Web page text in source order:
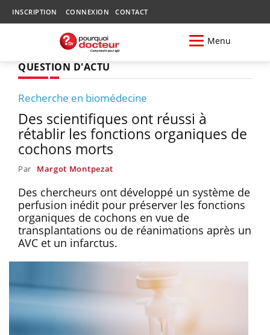
INSCRIPTION CONNEXION CONTACT
Menu
QUESTION D'ACTU
Recherche en biomédecine
Des scientifiques ont réussi à
rétablir les fonctions organiques de
cochons morts
Par Margot Montpezat
Des chercheurs ont développé un système de
perfusion inédit pour préserver les fonctions
organiques de cochons en vue de
transplantations ou de réanimations après un
AVC et un infarctus.